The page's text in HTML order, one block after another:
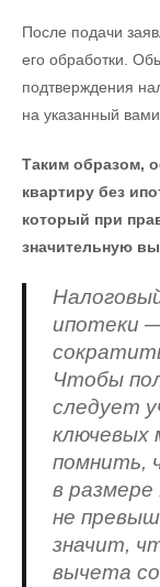
После подачи
его обработки.
подтверждения
на указанный вами
Таким образом,
квартиру без
который при
значительную
ипотеки
Чтобы
следует
ключевых
помнить,
в
не
значит,
вычета